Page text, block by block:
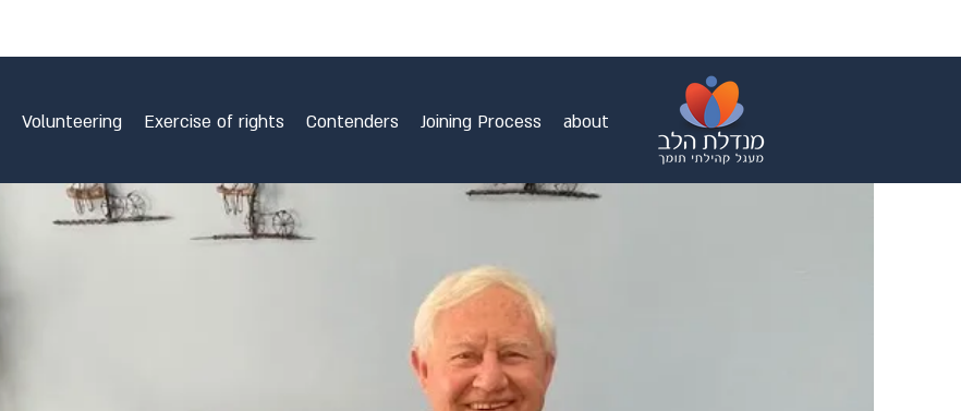
about
Joining Process
Contenders
Exercise of rights
Volunteering